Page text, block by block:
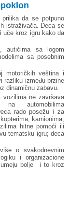
da se potpuno
istraživača. Deca se
uče kroz igru kako da
autićima sa logom
sa posebnim
motoričkih veština i
razliku između brzine
dinamičnu zabavu.
vozilima ne završava
automobilima
rado posežu i za
kamionima,
hitne pomoći ili
tematsku igru; deca
o svakodnevnim
i organizacione
bolje i to kroz